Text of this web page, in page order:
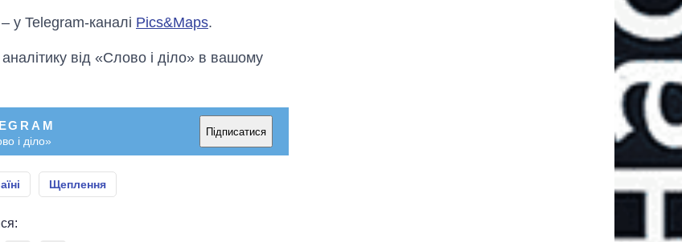
у Telegram-каналі Pics&Maps.
від «Слово і діло» в вашому
і діло»
Підписатися
Щеплення